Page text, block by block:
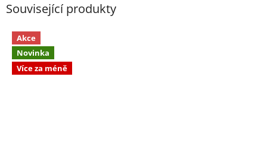
Související produkty
Akce
Novinka
Více za méně